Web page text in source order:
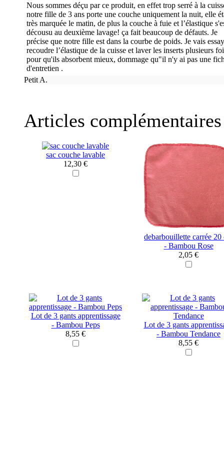
Nous sommes déçu par ce produit, en effet trop serré à la
notre fille de 3 ans porte une couche uniquement la nuit, elle
très marquée le matin, de plus la couche à fuie et l’élastique
décousu au deuxième lavage! ça fait beaucoup de défauts. Je
précise que notre fille est dans la courbe de poids. Je vais
recoudre l’élastique de la cuisse et laver les inserts plusieurs
pour qu'ils absorbent mieux, dommage qu"il n'y ai pas une
d'entretien .
Petit A.
Articles complémentaires
sac couche lavable
12,30 €
debarbouillette carrée 20
- Bambou Rose
2,05 €
Lot de 3 gants apprentissage
- Bambou Peps
8,55 €
Lot de 3 gants
- Bambou Tendance
8,55 €